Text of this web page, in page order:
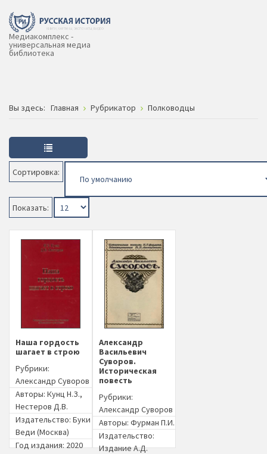
Медиакомплекс -
универсальная медиа
библиотека
Вы здесь: Главная Рубрикатор Полководцы
Сортировка:
Показать:
Наша гордость
шагает в строю
Рубрики:
Александр Суворов
Авторы: Кунц Н.З.,
Нестеров Д.В.
Издательство: Буки
Веди (Москва)
Год издания: 2020
Александр
Васильевич
Суворов.
Историческая
повесть
Рубрики:
Александр Суворов
Авторы: Фурман П.И.
Издательство:
Издание А.Д.